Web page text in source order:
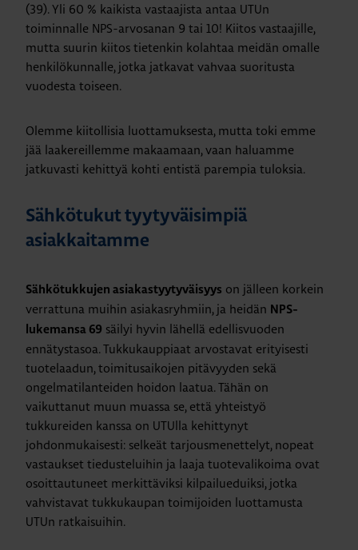
(39). Yli 60 % kaikista vastaajista antaa UTUn
toiminnalle NPS-arvosanan 9 tai 10! Kiitos vastaajille,
mutta suurin kiitos tietenkin kolahtaa meidän omalle
henkilökunnalle, jotka jatkavat vahvaa suoritusta
vuodesta toiseen.
Olemme kiitollisia luottamuksesta, mutta toki emme
jää laakereillemme makaamaan, vaan haluamme
jatkuvasti kehittyä kohti entistä parempia tuloksia.
Sähkötukut tyytyväisimpiä
asiakkaitamme
Sähkötukkujen asiakastyytyväisyys on jälleen korkein
verrattuna muihin asiakasryhmiin, ja heidän NPS-
lukemansa 69 säilyi hyvin lähellä edellisvuoden
ennätystasoa. Tukkukauppiaat arvostavat erityisesti
tuotelaadun, toimitusaikojen pitävyyden sekä
ongelmatilanteiden hoidon laatua. Tähän on
vaikuttanut muun muassa se, että yhteistyö
tukkureiden kanssa on UTUlla kehittynyt
johdonmukaisesti: selkeät tarjousmenettelyt, nopeat
vastaukset tiedusteluihin ja laaja tuotevalikoima ovat
osoittautuneet merkittäviksi kilpailueduiksi, jotka
vahvistavat tukkukaupan toimijoiden luottamusta
UTUn ratkaisuihin.